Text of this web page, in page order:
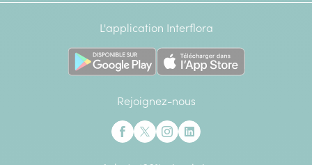
L'application Interflora
Rejoignez-nous